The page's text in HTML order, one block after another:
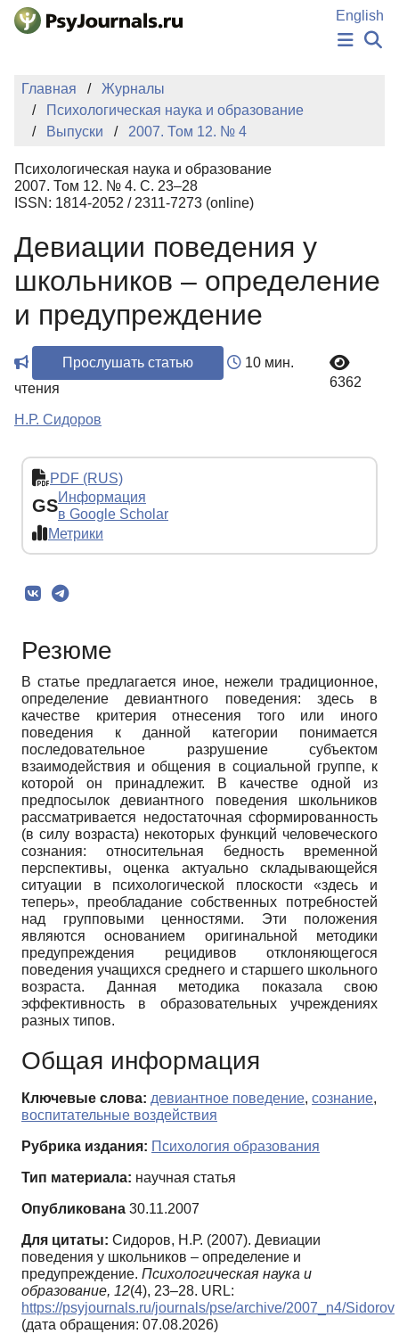
Перейти к основному содержанию
English
НОВОСТИ
ИЗДАНИЯ
АВТОРЫ
БАЗА ЗНАНИЙ
КЛЮЧЕВЫЕ СЛОВА
Регистрация
Главная
Журналы
Психологическая наука и образование
Выпуски
2007. Том 12. № 4
Психологическая наука и образование
2007. Том 12. № 4. С. 23–28
ISSN: 1814-2052 / 2311-7273 (online)
Девиации поведения у
школьников – определение
и предупреждение
Прослушать статью
10 мин.
чтения
6362
Н.Р. Сидоров
PDF (RUS)
GSИнформация
в Google Scholar
Метрики
Резюме
В статье предлагается иное, нежели традиционное,
определение девиантного поведения: здесь в
качестве критерия отнесения того или иного
поведения к данной категории понимается
последовательное разрушение субъектом
взаимодействия и общения в социальной группе, к
которой он принадлежит. В качестве одной из
предпосылок девиантного поведения школьников
рассматривается недостаточная сформированность
(в силу возраста) некоторых функций человеческого
сознания: относительная бедность временной
перспективы, оценка актуально складывающейся
ситуации в психологической плоскости «здесь и
теперь», преобладание собственных потребностей
над групповыми ценностями. Эти положения
являются основанием оригинальной методики
предупреждения рецидивов отклоняющегося
поведения учащихся среднего и старшего школьного
возраста. Данная методика показала свою
эффективность в образовательных учреждениях
разных типов.
Общая информация
Ключевые слова: девиантное поведение, сознание,
воспитательные воздействия
Рубрика издания: Психология образования
Тип материала: научная статья
Опубликована 30.11.2007
Для цитаты: Сидоров, Н.Р. (2007). Девиации
поведения у школьников – определение и
предупреждение. Психологическая наука и
образование, 12(4), 23–28. URL:
https://psyjournals.ru/journals/pse/archive/2007_n4/Sidorov
(дата обращения: 07.08.2026)